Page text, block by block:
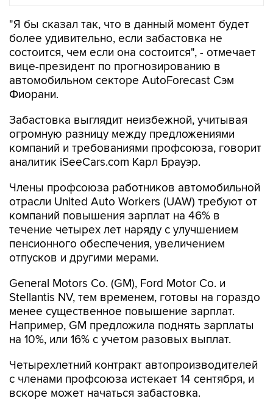
"Я бы сказал так, что в данный момент будет
более удивительно, если забастовка не
состоится, чем если она состоится", - отмечает
вице-президент по прогнозированию в
автомобильном секторе AutoForecast Сэм
Фиорани.
Забастовка выглядит неизбежной, учитывая
огромную разницу между предложениями
компаний и требованиями профсоюза, говорит
аналитик iSeeCars.com Карл Брауэр.
Члены профсоюза работников автомобильной
отрасли United Auto Workers (UAW) требуют от
компаний повышения зарплат на 46% в
течение четырех лет наряду с улучшением
пенсионного обеспечения, увеличением
отпусков и другими мерами.
General Motors Co. (GM), Ford Motor Co. и
Stellantis NV, тем временем, готовы на гораздо
менее существенное повышение зарплат.
Например, GM предложила поднять зарплаты
на 10%, или 16% с учетом разовых выплат.
Четырехлетний контракт автопроизводителей
с членами профсоюза истекает 14 сентября, и
вскоре может начаться забастовка.